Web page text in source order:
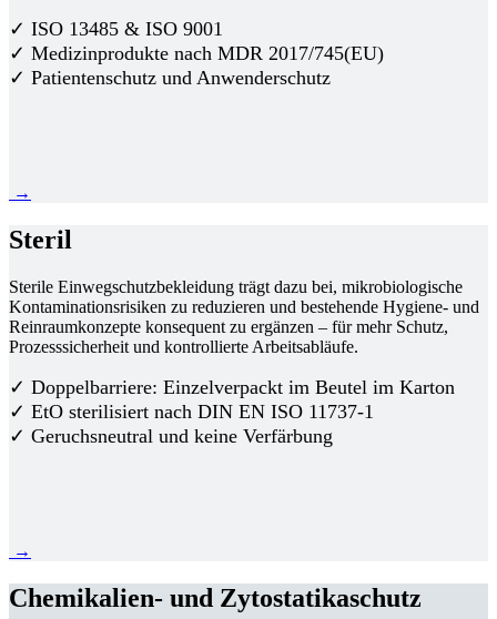
✓ ISO 13485 & ISO 9001
✓ Medizinprodukte nach MDR 2017/745(EU)
✓ Patientenschutz und Anwenderschutz
→
Steril
Sterile Einwegschutzbekleidung trägt dazu bei, mikrobiologische
Kontaminationsrisiken zu reduzieren und bestehende Hygiene- und
Reinraumkonzepte konsequent zu ergänzen – für mehr Schutz,
Prozesssicherheit und kontrollierte Arbeitsabläufe.
✓ Doppelbarriere: Einzelverpackt im Beutel im Karton
✓ EtO sterilisiert nach DIN EN ISO 11737-1
✓ Geruchsneutral und keine Verfärbung
→
Chemikalien- und Zytostatikaschutz